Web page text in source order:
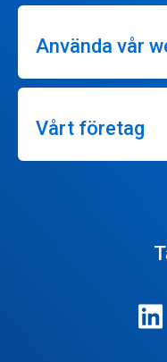
Använda vår
Vårt företag